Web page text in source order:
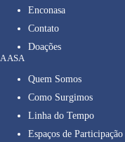
Enconasa
Contato
Doações
A ASA
Quem Somos
Como Surgimos
Linha do Tempo
Espaços de Participação